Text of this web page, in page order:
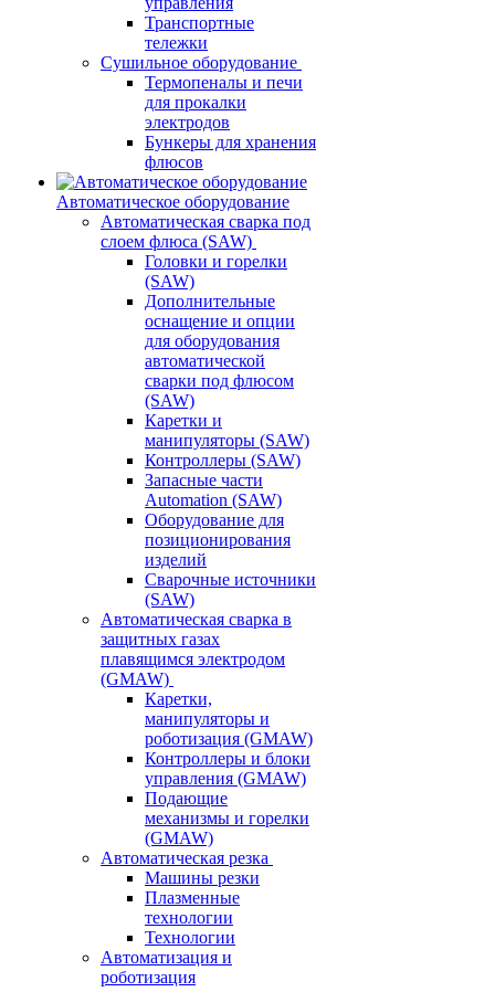
Транспортные
тележки
Сушильное оборудование
Термопеналы и печи
для прокалки
электродов
Бункеры для хранения
флюсов
Автоматическое оборудование
Автоматическая сварка под
слоем флюса (SAW)
Головки и горелки
(SAW)
Дополнительные
оснащение и опции
для оборудования
автоматической
сварки под флюсом
(SAW)
Каретки и
манипуляторы (SAW)
Контроллеры (SAW)
Запасные части
Automation (SAW)
Оборудование для
позиционирования
изделий
Сварочные источники
(SAW)
Автоматическая сварка в
защитных газах
плавящимся электродом
(GMAW)
Каретки,
манипуляторы и
роботизация (GMAW)
Контроллеры и блоки
управления (GMAW)
Подающие
механизмы и горелки
(GMAW)
Автоматическая резка
Машины резки
Плазменные
технологии
Технологии
Автоматизация и
роботизация